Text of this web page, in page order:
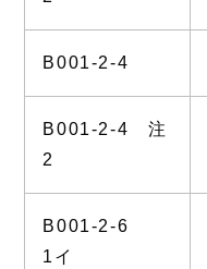
B001-2-4
B001-2-4 注
2
B001-2-6
1イ